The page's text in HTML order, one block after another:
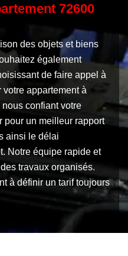
72600
des objets et biens
également
de faire appel à
appartement à
confiant votre
pour un meilleur rapport
ainsi le délai
Notre équipe rapide et
travaux organisés.
à définir un tarif toujours